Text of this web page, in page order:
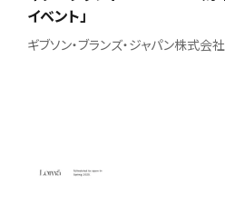
イベント」
ギブソン・ブランズ・ジャパン株式会社